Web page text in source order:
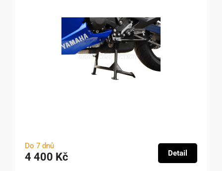
Do 7 dnů
4 400 Kč Detail